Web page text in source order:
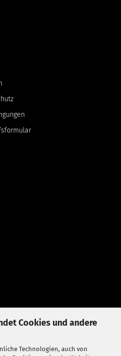
Cookies und andere
Technologien, auch von